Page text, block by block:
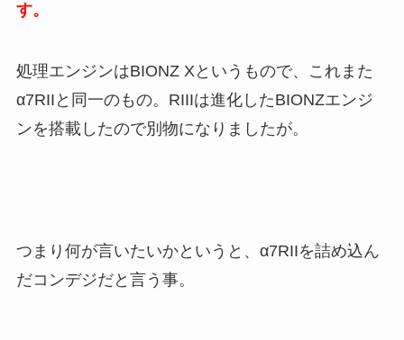
す。
処理エンジンはBIONZ Xというもので、これまた
α7RIIと同一のもの。RIIIは進化したBIONZエンジ
ンを搭載したので別物になりましたが。
つまり何が言いたいかというと、α7RIIを詰め込ん
だコンデジだと言う事。